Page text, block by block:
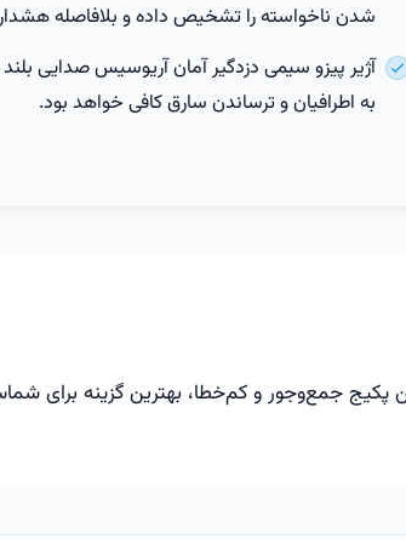
شدن ناخواسته را تشخیص داده و بلافاصله
آژیر پیزو سیمی دزدگیر آمان آریوسیس صدایی
به اطرافیان و ترساندن سارق کافی خواهد بود.
پکیج جمع‌وجور و کم‌خطا، بهترین گزینه برای